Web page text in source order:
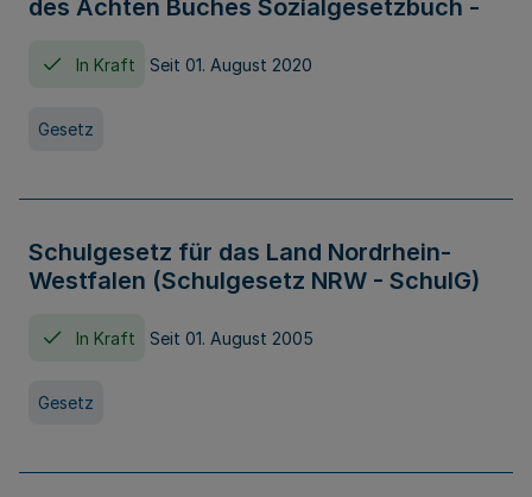
des Achten Buches Sozialgesetzbuch -
In Kraft Seit 01. August 2020
Gesetz
Schulgesetz für das Land Nordrhein-
Westfalen (Schulgesetz NRW - SchulG)
In Kraft Seit 01. August 2005
Gesetz